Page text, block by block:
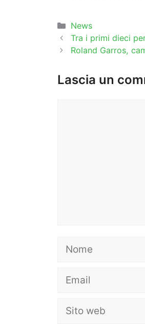
Categorie
News
Tra i primi dieci
Roland Garros,
Lascia un
Nome
Email
Sito